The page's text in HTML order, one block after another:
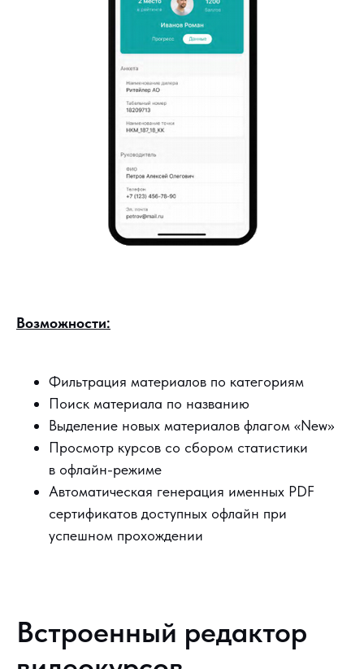
Возможности:
Фильтрация материалов по категориям
Поиск материала по названию
Выделение новых материалов флагом «New»
Просмотр курсов со сбором статистики
в офлайн-режиме
Автоматическая генерация именных PDF
сертификатов доступных офлайн при
успешном прохождении
Встроенный редактор